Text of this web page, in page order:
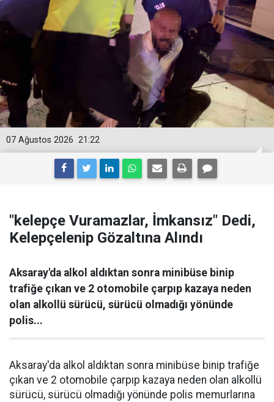
21:22
07 Ağustos 2026
"kelepçe Vuramazlar, İmkansız" Dedi,
Kelepçelenip Gözaltına Alındı
Aksaray'da alkol aldıktan sonra minibüse binip
trafiğe çıkan ve 2 otomobile çarpıp kazaya neden
olan alkollü sürücü, sürücü olmadığı yönünde
polis...
Aksaray'da alkol aldıktan sonra minibüse binip trafiğe
çıkan ve 2 otomobile çarpıp kazaya neden olan alkollü
sürücü, sürücü olmadığı yönünde polis memurlarına